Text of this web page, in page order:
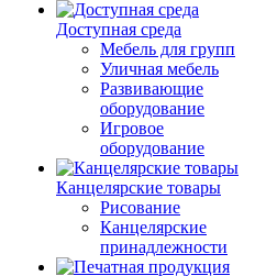
Доступная среда
Мебель для групп
Уличная мебель
Развивающие
оборудование
Игровое
оборудование
Канцелярские товары
Рисование
Канцелярские
принадлежности